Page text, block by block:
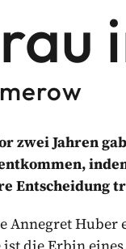
von
von
zwei Jahren
Entscheidung
Annegret Huber